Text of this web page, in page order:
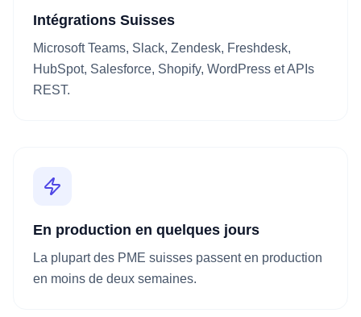
Intégrations Suisses
Microsoft Teams, Slack, Zendesk, Freshdesk,
HubSpot, Salesforce, Shopify, WordPress et APIs
REST.
En production en quelques jours
La plupart des PME suisses passent en production
en moins de deux semaines.